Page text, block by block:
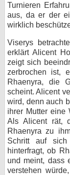
Turnieren
aus, da er der
wirklich
Viserys
erklärt Alicent
zeigt sich
zerbrochen ist,
Rhaenyra, die
scheint. Alicent
wird, denn auch
ihrer Mutter eine
Als Alicent rät,
Rhaenyra zu
Schritt auf
hinterfragt, ob
und meint, dass
verstehen